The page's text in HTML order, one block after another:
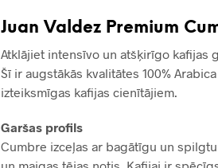
Juan Valdez Premium
Atklājiet intensīvo un atšķirīgo kafijas
Šī ir augstākās kvalitātes 100%
izteiksmīgas kafijas cienītājiem.
Garšas profils
Cumbre izceļas ar bagātīgu un
un maigas tējas notis. Kafijai ir